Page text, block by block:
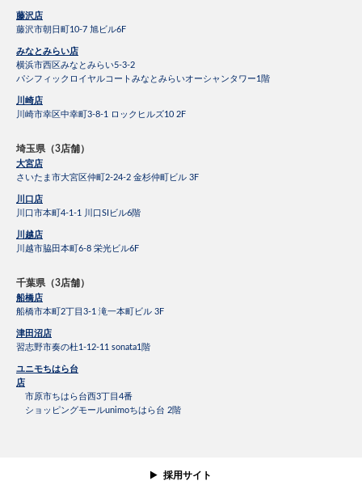
藤沢店
藤沢市朝日町10-7 旭ビル6F
みなとみらい店
横浜市西区みなとみらい5-3-2
パシフィックロイヤルコートみなとみらいオーシャンタワー1階
川崎店
川崎市幸区中幸町3-8-1 ロックヒルズ10 2F
埼玉県（3店舗）
大宮店
さいたま市大宮区仲町2-24-2 金杉仲町ビル 3F
川口店
川口市本町4-1-1 川口SIビル6階
川越店
川越市脇田本町6-8 栄光ビル6F
千葉県（3店舗）
船橋店
船橋市本町2丁目3-1 滝一本町ビル 3F
津田沼店
習志野市奏の杜1-12-11 sonata1階
ユニモちはら台
店
市原市ちはら台西3丁目4番
ショッピングモールunimoちはら台 2階
採用サイト